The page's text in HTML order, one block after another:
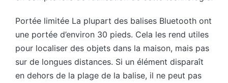
Portée limitée La plupart des balises Bluetooth ont
une portée d’environ 30 pieds. Cela les rend utiles
pour localiser des objets dans la maison, mais pas
sur de longues distances. Si un élément disparaît
en dehors de la plage de la balise, il ne peut pas